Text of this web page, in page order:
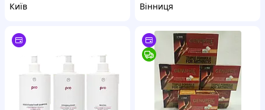
Київ
Вінниця